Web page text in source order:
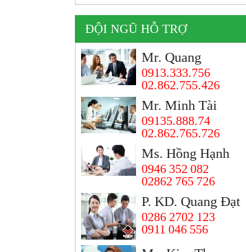
ĐỘI NGŨ HỖ TRỢ
Mr. Quang
0913.333.756
02.862.755.426
Mr. Minh Tài
09135.888.74
02.862.765.726
Ms. Hồng Hạnh
0946 352 082
02862 765 726
P. KD. Quang Đạt
0286 2702 123
0911 046 556